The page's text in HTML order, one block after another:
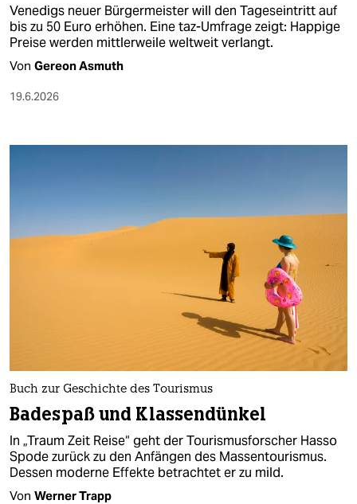
Venedigs neuer Bürgermeister will den Tageseintritt auf
bis zu 50 Euro erhöhen. Eine taz-Umfrage zeigt: Happige
Preise werden mittlerweile weltweit verlangt.
Von Gereon Asmuth
19.6.2026
Buch zur Geschichte des Tourismus
Badespaß und Klassendünkel
In „Traum Zeit Reise“ geht der Tourismusforscher Hasso
Spode zurück zu den Anfängen des Massentourismus.
Dessen moderne Effekte betrachtet er zu mild.
Von Werner Trapp